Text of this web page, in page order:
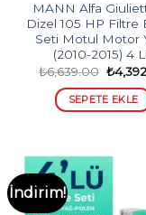
MANN Alfa
Dizel 105 HP Filtre
Seti Motul Motor
(2010-2015) 4
₺6,639.00 Orijinal
fiyat:
₺
SEPETE EKLE
İndirim!